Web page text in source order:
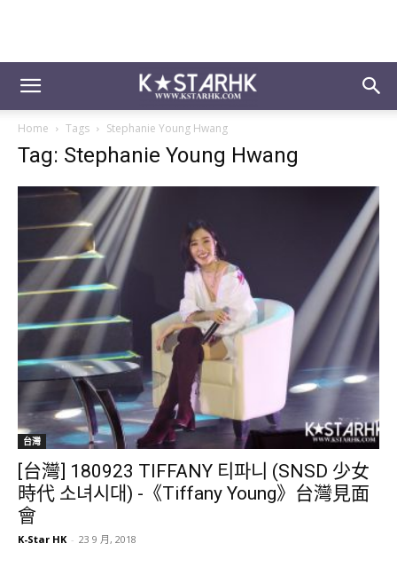
Home Tags Stephanie Young Hwang
Tag: Stephanie Young Hwang
台灣
[台灣] 180923 TIFFANY 티파니 (SNSD 少女
時代 소녀시대) -《Tiffany Young》台灣見面
會
K-Star HK - 23 9 月, 2018